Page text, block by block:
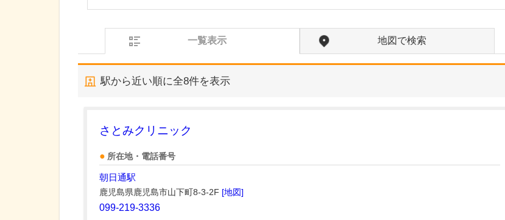
一覧表示 地図で検索
駅から近い順に全8件を表示
さとみクリニック
所在地・電話番号
朝日通駅
鹿児島県鹿児島市山下町8-3-2F [地図]
099-219-3336
先生の治療を受けたこと
で認識が変わりました。
子どもにとって歯科医院
は敬…